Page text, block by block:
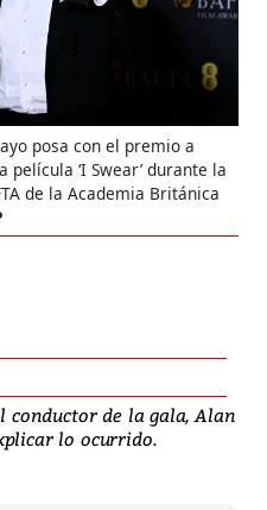
posa con el premio a
‘I Swear’ durante la
de la Academia Británica
conductor de la gala, Alan
lo ocurrido.